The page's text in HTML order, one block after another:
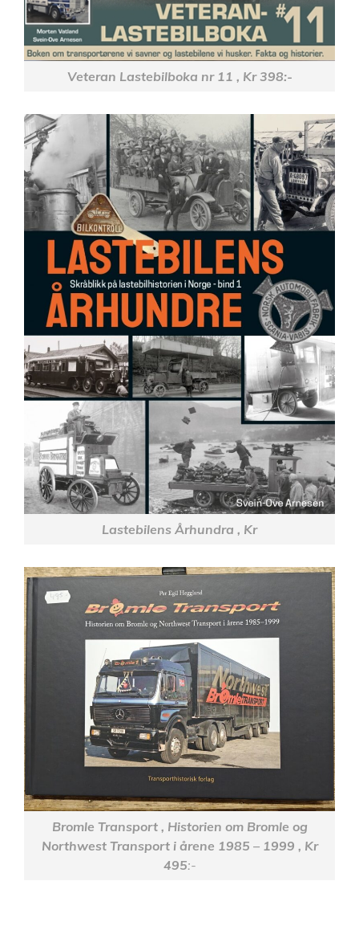
Veteran Lastebilboka nr 11 , Kr 398:-
Lastebilens Århundra , Kr
Bromle Transport , Historien om Bromle og
Northwest Transport i årene 1985 – 1999 , Kr
495:-